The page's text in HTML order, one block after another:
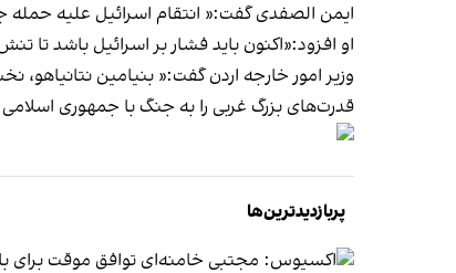
ایمن الصفدی گفت:« انتقام اسرائیل علیه
او افزود:«اکنون باید فشار بر اسرائیل باشد تا
وزیر امور خارجه اردن گفت:« بنیامین نتانیاهو،
قدرت‌های بزرگ غربی را به جنگ با جمهوری
پربازدیدترین‌ها